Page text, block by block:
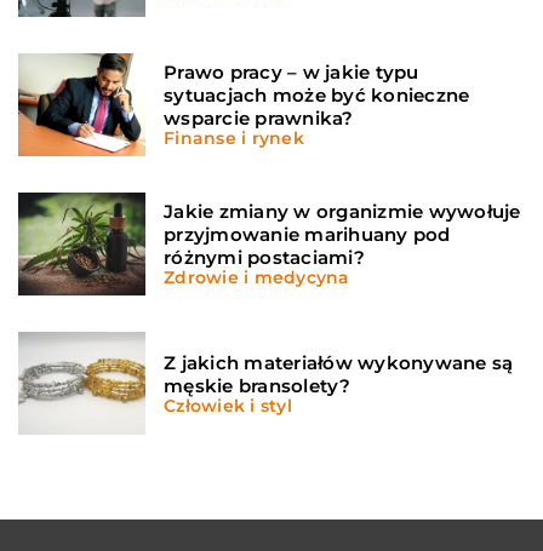
Prawo pracy – w jakie typu
sytuacjach może być konieczne
wsparcie prawnika?
Finanse i rynek
Jakie zmiany w organizmie wywołuje
przyjmowanie marihuany pod
różnymi postaciami?
Zdrowie i medycyna
Z jakich materiałów wykonywane są
męskie bransolety?
Człowiek i styl